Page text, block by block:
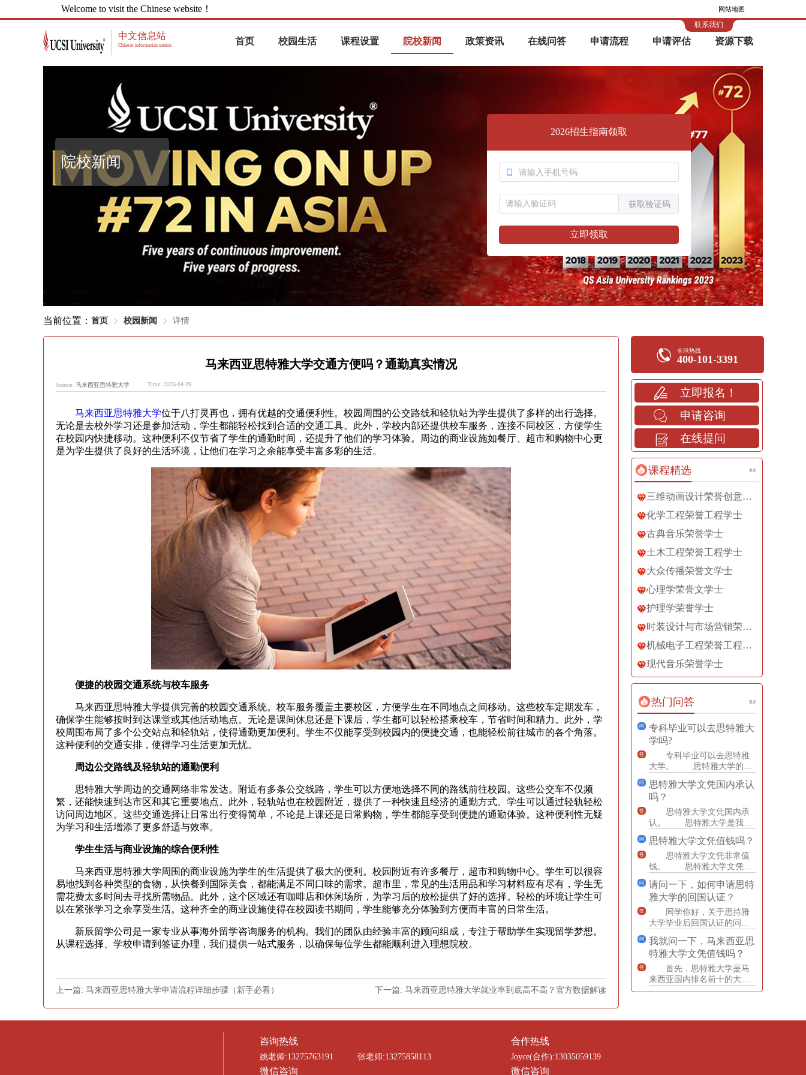
Welcome to visit the Chinese website！ 网站地图
中文信息站
Chinese information station 首页 校园生活 课程设置 院校新闻 政策资讯 在线问答 申请流程 申请评估 资源下载
联系我们
院校新闻
2026招生指南领取
获取验证码
立即领取
当前位置： 首页 校园新闻 详情
马来西亚思特雅大学交通方便吗？通勤真实情况
Source: 马来西亚思特雅大学 Time: 2026-04-29
马来西亚思特雅大学位于八打灵再也，拥有优越的交通便利性。校园周围的公交路线和轻轨站为学生提供了多样的出行选择。
无论是去校外学习还是参加活动，学生都能轻松找到合适的交通工具。此外，学校内部还提供校车服务，连接不同校区，方便学生
在校园内快捷移动。这种便利不仅节省了学生的通勤时间，还提升了他们的学习体验。周边的商业设施如餐厅、超市和购物中心更
是为学生提供了良好的生活环境，让他们在学习之余能享受丰富多彩的生活。
便捷的校园交通系统与校车服务
马来西亚思特雅大学提供完善的校园交通系统。校车服务覆盖主要校区，方便学生在不同地点之间移动。这些校车定期发车，
确保学生能够按时到达课堂或其他活动地点。无论是课间休息还是下课后，学生都可以轻松搭乘校车，节省时间和精力。此外，学
校周围布局了多个公交站点和轻轨站，使得通勤更加便利。学生不仅能享受到校园内的便捷交通，也能轻松前往城市的各个角落。
这种便利的交通安排，使得学习生活更加无忧。
周边公交路线及轻轨站的通勤便利
思特雅大学周边的交通网络非常发达。附近有多条公交线路，学生可以方便地选择不同的路线前往校园。这些公交车不仅频
繁，还能快速到达市区和其它重要地点。此外，轻轨站也在校园附近，提供了一种快速且经济的通勤方式。学生可以通过轻轨轻松
访问周边地区。这些交通选择让日常出行变得简单，不论是上课还是日常购物，学生都能享受到便捷的通勤体验。这种便利性无疑
为学习和生活增添了更多舒适与效率。
学生生活与商业设施的综合便利性
马来西亚思特雅大学周围的商业设施为学生的生活提供了极大的便利。校园附近有许多餐厅，超市和购物中心。学生可以很容
易地找到各种类型的食物，从快餐到国际美食，都能满足不同口味的需求。超市里，常见的生活用品和学习材料应有尽有，学生无
需花费太多时间去寻找所需物品。此外，这个区域还有咖啡店和休闲场所，为学习后的放松提供了好的选择。轻松的环境让学生可
以在紧张学习之余享受生活。这种齐全的商业设施使得在校园读书期间，学生能够充分体验到方便而丰富的日常生活。
新辰留学公司是一家专业从事海外留学咨询服务的机构。我们的团队由经验丰富的顾问组成，专注于帮助学生实现留学梦想。
从课程选择、学校申请到签证办理，我们提供一站式服务，以确保每位学生都能顺利进入理想院校。
上一篇: 马来西亚思特雅大学申请流程详细步骤（新手必看） 下一篇: 马来西亚思特雅大学就业率到底高不高？官方数据解读
全球热线
400-101-3391
立即报名！
申请咨询
在线提问
课程精选
三维动画设计荣誉创意艺术学士
化学工程荣誉工程学士
古典音乐荣誉学士
土木工程荣誉工程学士
大众传播荣誉文学士
心理学荣誉文学士
护理学荣誉学士
时装设计与市场营销荣誉文学士
机械电子工程荣誉工程学士
现代音乐荣誉学士
更多
热门问答
问
专科毕业可以去思特雅大
学吗?
答
专科毕业可以去思特雅
大学。 思特雅大学的申
请要求是申请者本科毕业获
得学士学位或者专科毕业且
有
问
思特雅大学文凭国内承认
吗？
答
思特雅大学文凭国内承
认。 思特雅大学是我国
教育部认可的马来西亚院校
之一，其颁发的文凭国内是
问 思特雅大学文凭值钱吗？
答
思特雅大学文凭非常值
钱。 思特雅大学文凭认
做认证，等同于国内双证硕
士
问
请问一下，如何申请思特
雅大学的回国认证？
答
同学你好，关于思持雅
大学毕业后回国认证的问
我们知道你们在完成学
业后
问
我就问一下，马来西亚思
特雅大学文凭值钱吗？
答
首先，思特雅大学是马
来西亚国内排名前十的大学
之一。它被认为是一所在教
更多
咨询热线
姚老师:13275763191 张老师:13275858113
微信咨询
合作热线
Joyce(合作):13035059139
微信咨询